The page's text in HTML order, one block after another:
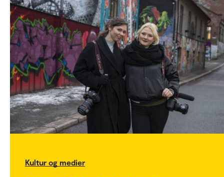
Kultur og medier